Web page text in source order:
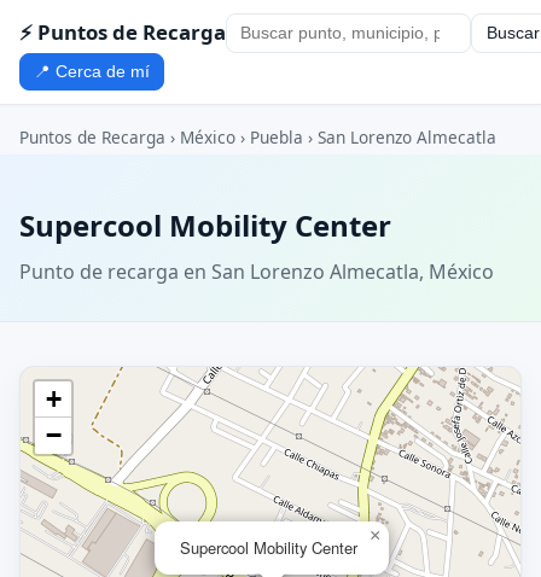
⚡ Puntos de Recarga Buscar
📍 Cerca de mí
Puntos de Recarga › México › Puebla › San Lorenzo Almecatla
Supercool Mobility Center
Punto de recarga en San Lorenzo Almecatla, México
Supercool Mobility Center
×
+
−